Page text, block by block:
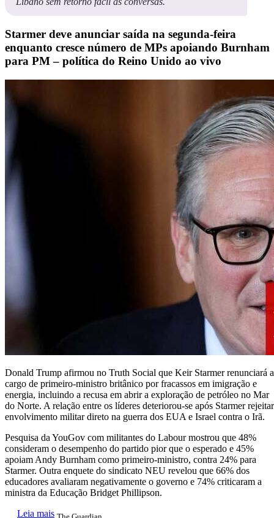
Starmer deve anunciar saída na segunda-feira
enquanto cresce número de MPs apoiando Burnham
para PM – política do Reino Unido ao vivo
Donald Trump afirmou no Truth Social que Keir Starmer renunciará
cargo de primeiro-ministro britânico por fracassos em imigração e
energia, incluindo a recusa em abrir a exploração de petróleo no Mar
do Norte. A relação entre os líderes deteriorou-se após Starmer rejeitar
envolvimento militar direto na guerra dos EUA e Israel contra o Irã.
Pesquisa da YouGov com militantes do Labour mostrou que 48%
consideram o desempenho do partido pior que o esperado e 45%
apoiam Andy Burnham como primeiro-ministro, contra 24% para
Starmer. Outra enquete do sindicato NEU revelou que 66% dos
educadores avaliaram negativamente o governo e 74% criticaram a
ministra da Educação Bridget Phillipson.
Leia mais